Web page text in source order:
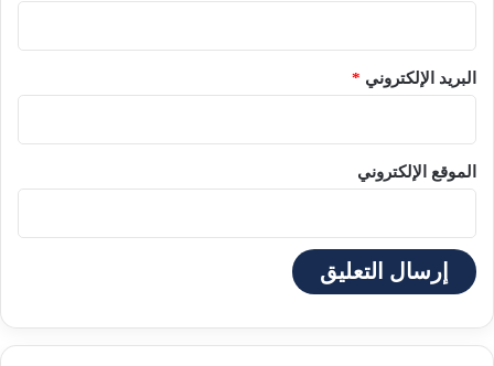
البريد الإلكتروني *
الموقع الإلكتروني